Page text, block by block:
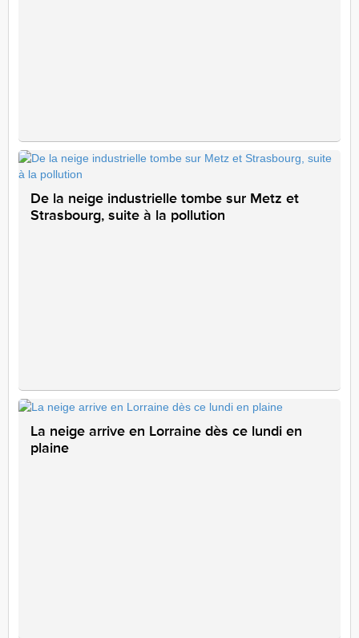
De la neige industrielle tombe sur Metz et
Strasbourg, suite à la pollution
La neige arrive en Lorraine dès ce lundi en
plaine